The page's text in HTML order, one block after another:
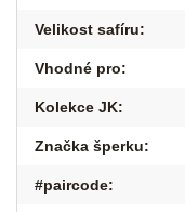
Velikost safíru:
Vhodné pro:
Kolekce JK:
Značka šperku:
#paircode: